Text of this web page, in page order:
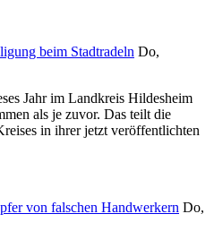
beim Stadtradeln Do,
Jahr im Landkreis Hildesheim
als je zuvor. Das teilt die
in ihrer jetzt veröffentlichten
von falschen Handwerkern Do,